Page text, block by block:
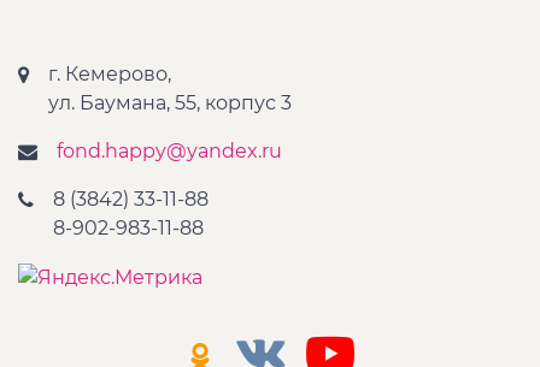
г. Кемерово,
ул. Баумана, 55, корпус 3
fond.happy@yandex.ru
8 (3842) 33-11-88
8-902-983-11-88